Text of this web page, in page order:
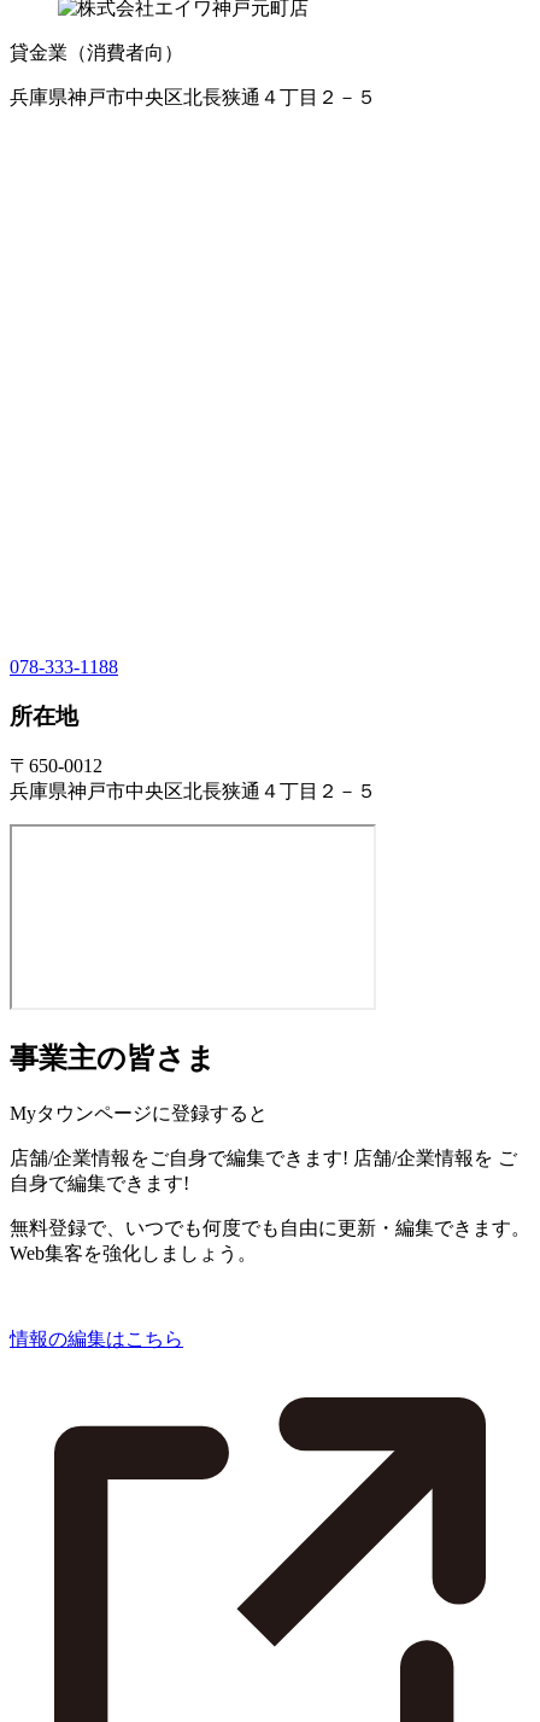
貸金業（消費者向）
兵庫県神戸市中央区北長狭通４丁目２－５
078-333-1188
所在地
〒650-0012
兵庫県神戸市中央区北長狭通４丁目２－５
事業主の皆さま
Myタウンページに登録すると
店舗/企業情報をご自身で編集できます! 店舗/企業情報を ご
自身で編集できます!
無料登録で、いつでも何度でも自由に更新・編集できます。
Web集客を強化しましょう。
情報の編集はこちら